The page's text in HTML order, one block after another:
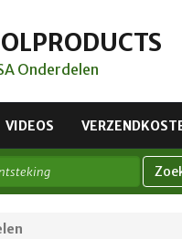
Onderdelen
VIDEOS